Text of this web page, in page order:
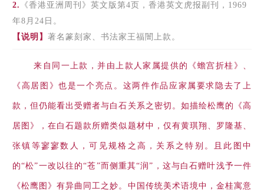
2.
《香港亚洲周刊》英文版第4页，香港英文虎报副刊，1969
年8月24日。
【说明】 著名篆刻家、书法家王福闇上款。
来自同一上款，并由上款人家属提供的《蟾宫折桂》、
《高居图》也是一个亮点。这两件作品应家属要求隐去了上
款，但仍能看出受赠者与白石关系之密切。如描绘松鹰的《高
居图》，在白石题款所赠类似题材中，仅有黄琪翔、罗隆基、
张镇等寥寥数人，可见规格之高，关系之特别。且此图中
的“松”一改以往的“苍”而侧重其“润”，这与白石赠叶浅予一件
《松鹰图》有异曲同工之妙。中国传统美术语境中，金桂寓意